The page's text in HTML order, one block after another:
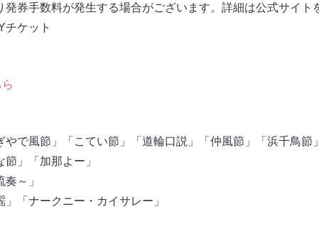
券手数料が発生する場合がございます。詳細は公式サイト
チケット
で風節」「こてい節」「道輪⼝説」「仲⾵節」「浜千⿃節」
」「加那よー」
～」
「ナークニー・カイサレー」